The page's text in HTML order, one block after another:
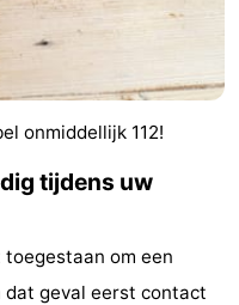
onmiddellijk 112!
tijdens uw
om een
dat geval eerst contact